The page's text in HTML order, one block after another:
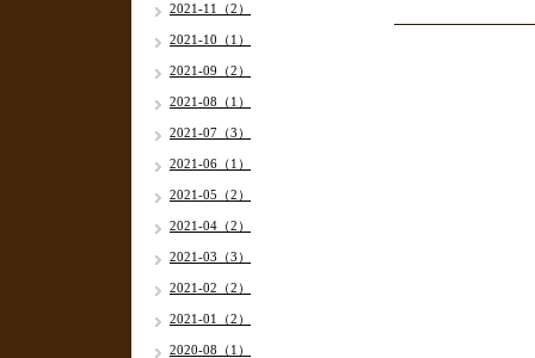
2021-11（2）
2021-10（1）
2021-09（2）
2021-08（1）
2021-07（3）
2021-06（1）
2021-05（2）
2021-04（2）
2021-03（3）
2021-02（2）
2021-01（2）
2020-08（1）